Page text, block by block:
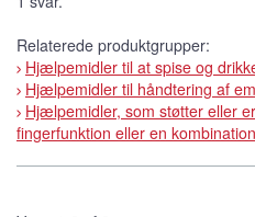
Relaterede produktgrupper:
Hjælpemidler til at spise og
Hjælpemidler til håndtering af
Hjælpemidler, som støtter eller
fingerfunktion eller en